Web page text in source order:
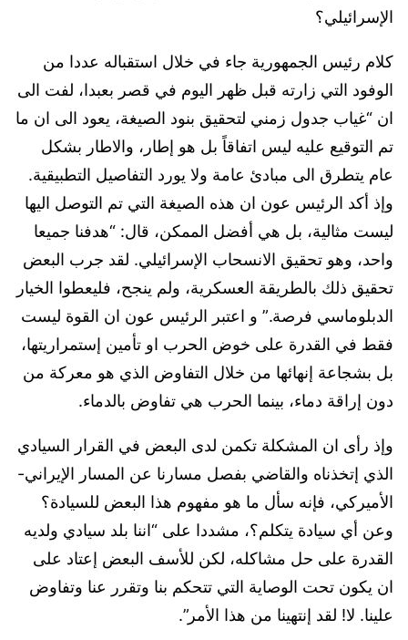
الإسرائيلي؟
كلام رئيس الجمهورية جاء في خلال استقباله عددا من
الوفود التي زارته قبل ظهر اليوم في قصر بعبدا، لفت الى
ان “غياب جدول زمني لتحقيق بنود الصيغة، يعود الى ان ما
تم التوقيع عليه ليس اتفاقاً بل هو إطار، والاطار بشكل
عام يتطرق الى مبادئ عامة ولا يورد التفاصيل التطبيقية.
وإذ أكد الرئيس عون ان هذه الصيغة التي تم التوصل اليها
ليست مثالية، بل هي أفضل الممكن، قال: “هدفنا جميعا
واحد، وهو تحقيق الانسحاب الإسرائيلي. لقد جرب البعض
تحقيق ذلك بالطريقة العسكرية، ولم ينجح، فليعطوا الخيار
الدبلوماسي فرصة.” و اعتبر الرئيس عون ان القوة ليست
فقط في القدرة على خوض الحرب او تأمين إستمراريتها،
بل بشجاعة إنهائها من خلال التفاوض الذي هو معركة من
دون إراقة دماء، بينما الحرب هي تفاوض بالدماء.
وإذ رأى ان المشكلة تكمن لدى البعض في القرار السيادي
الذي إتخذناه والقاضي بفصل مسارنا عن المسار الإيراني-
الأميركي، فإنه سأل ما هو مفهوم هذا البعض للسيادة؟
وعن أي سيادة يتكلم؟، مشددا على “اننا بلد سيادي ولديه
القدرة على حل مشاكله، لكن للأسف البعض إعتاد على
ان يكون تحت الوصاية التي تتحكم بنا وتقرر عنا وتفاوض
علينا. لا! لقد إنتهينا من هذا الأمر”.